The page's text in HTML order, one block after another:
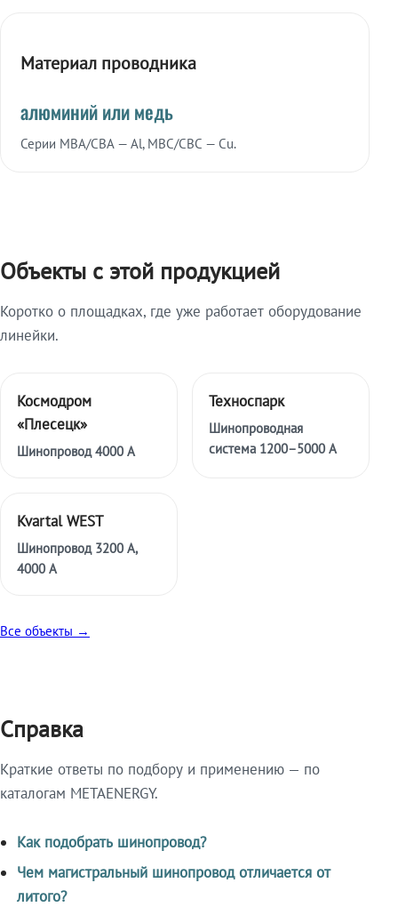
Материал проводника
алюминий или медь
Серии МВА/СВА — Al, МВС/СВС — Cu.
Объекты с этой продукцией
Коротко о площадках, где уже работает оборудование
линейки.
Космодром
«Плесецк»
Шинопровод 4000 А
Техноспарк
Шинопроводная
система 1200–5000 А
Kvartal WEST
Шинопровод 3200 А,
4000 А
Все объекты →
Справка
Краткие ответы по подбору и применению — по
каталогам METAENERGY.
Как подобрать шинопровод?
Чем магистральный шинопровод отличается от
литого?